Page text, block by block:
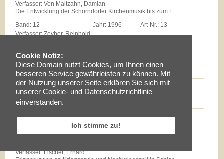
Cookie Notiz:
Diese Domain nutzt Cookies, um Ihnen einen
besseren Service gewährleisten zu können. Mit
der Nutzung unserer Seite erklären Sie sich mit
unserer Cookie- und Datenschutzrichtlinie
einverstanden.
Ich stimme zu!
Verfasser: Von Maltzahn, Damian
Die Entwicklung der Schorndorfer Kirchenmusik bis zum E...
Band: 12 Jahr: 1996 Art-Nr.: 13
Verfasser: Zeyher, Reinhold
Band:12
Verfasser: Zollmann, Günther
Massenarmut und landwirtschaftliche Reformen auf dem Sc...
Band:12 Jahr:1996 Art-Nr.:15
Verfasser: Milz, Thomas
Götz E.Hübner - ein experimenteller Geschichtspraktiker...
Verfasser: Braun, Lise
Verfasser: Fischer, Erhard